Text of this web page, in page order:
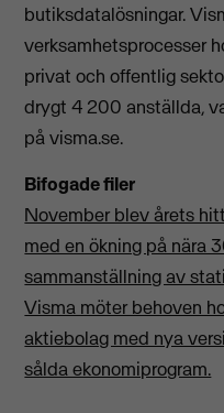
butiksdatalösningar.
verksamhetsprocesser
privat och offentlig
drygt 4 200 anställda,
på visma.se.
Bifogade filer
November blev årets
med en ökning på nära
sammanställning av
Visma möter behoven
aktiebolag med nya
sålda ekonomiprogram.